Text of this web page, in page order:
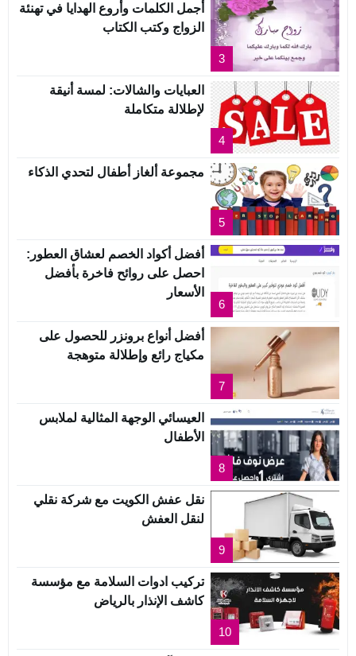
3
أجمل الكلمات وأروع الهدايا في تهنئة
الزواج وكتب الكتاب
4
العبايات والشالات: لمسة أنيقة
لإطلالة متكاملة
5
مجموعة ألغاز أطفال لتحدي الذكاء
6
أفضل أكواد الخصم لعشاق العطور:
احصل على روائح فاخرة بأفضل
الأسعار
7
أفضل أنواع برونزر للحصول على
مكياج رائع وإطلالة متوهجة
8
العيسائي الوجهة المثالية لملابس
الأطفال
9
نقل عفش الكويت مع شركة نقلي
لنقل العفش
10
تركيب ادوات السلامة مع مؤسسة
كاشف الإنذار بالرياض